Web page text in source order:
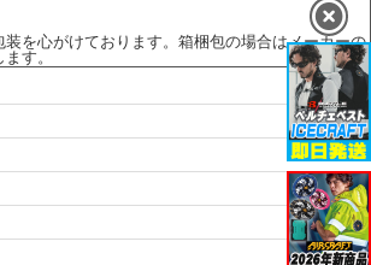
を心がけております。箱梱包の場合はメーカーの
す。